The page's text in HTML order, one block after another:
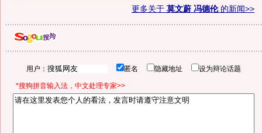
更多关于 莫文蔚 冯德伦的新闻>>
用户： 匿名 隐藏地址 设为辩论话题
*搜狗拼音输入法，中文处理专家>>